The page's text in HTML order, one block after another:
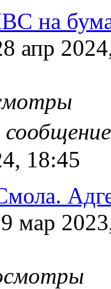
на
апр
18:45
мар